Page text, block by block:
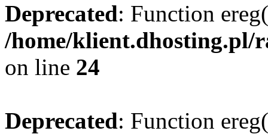
Deprecated: Function
/home/klient.dhosting.pl/
on line 24
Deprecated: Function